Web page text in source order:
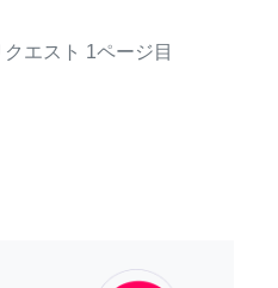
クエスト 1ページ目